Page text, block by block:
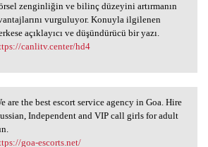
zenginliğin ve bilinç düzeyini artırmanın
vurguluyor. Konuyla ilgilenen
açıklayıcı ve düşündürücü bir yazı.
canlitv.center/hd4
are the best escort
are the best escort service agency in Goa. Hire
Independent and VIP call girls for adult
goa-escorts.net/